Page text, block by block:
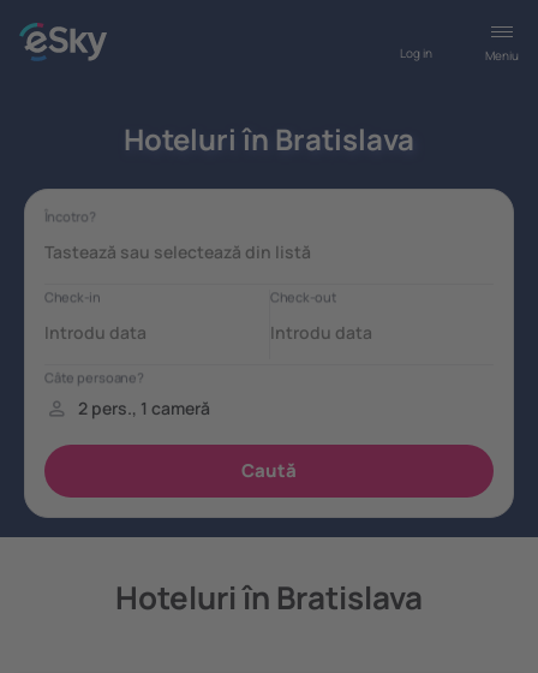
Meniu
Log in
Hoteluri în Bratislava
Hoteluri în Bratislava